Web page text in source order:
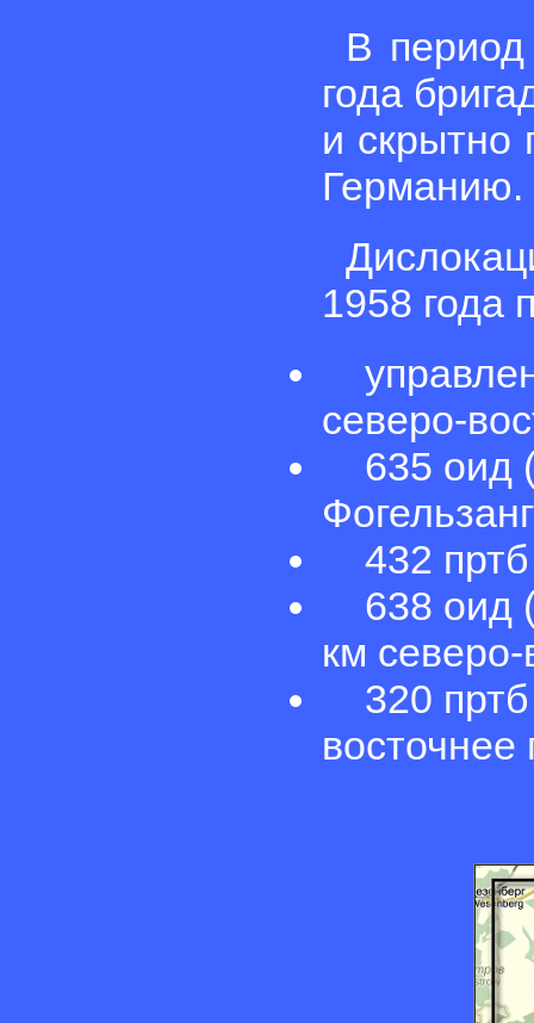
В период
года
и скрытно
Германию.
1958 года
северо-
635 оид
432 пртб
638 оид
км
320 пртб
восточнее